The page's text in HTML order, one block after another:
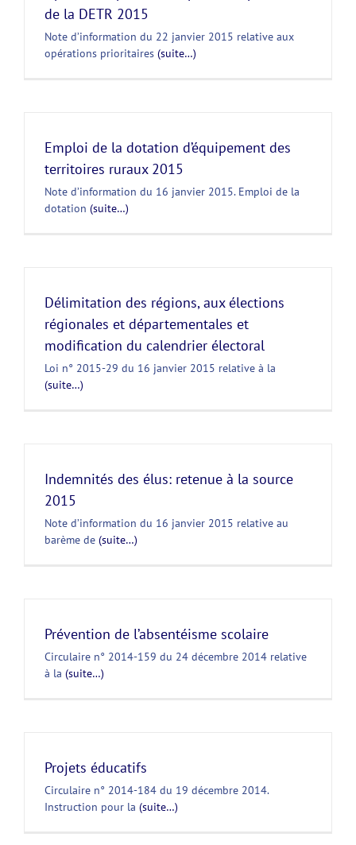
de la DETR 2015
Note d’information du 22 janvier 2015 relative aux
opérations prioritaires (suite…)
Emploi de la dotation d’équipement des
territoires ruraux 2015
Note d’information du 16 janvier 2015. Emploi de la
dotation (suite…)
Délimitation des régions, aux élections
régionales et départementales et
modification du calendrier électoral
Loi n° 2015-29 du 16 janvier 2015 relative à la
(suite…)
Indemnités des élus: retenue à la source
2015
Note d’information du 16 janvier 2015 relative au
barème de (suite…)
Prévention de l’absentéisme scolaire
Circulaire n° 2014-159 du 24 décembre 2014 relative
à la (suite…)
Projets éducatifs
Circulaire n° 2014-184 du 19 décembre 2014.
Instruction pour la (suite…)